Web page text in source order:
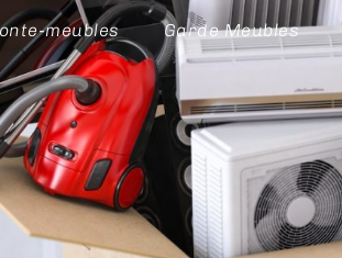
meubles Garde Meubles